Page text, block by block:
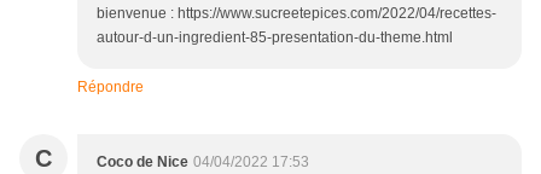
bienvenue : https://www.sucreetepices.com/2022/04/recettes-
autour-d-un-ingredient-85-presentation-du-theme.html
Répondre
C Coco de Nice 04/04/2022 17:53